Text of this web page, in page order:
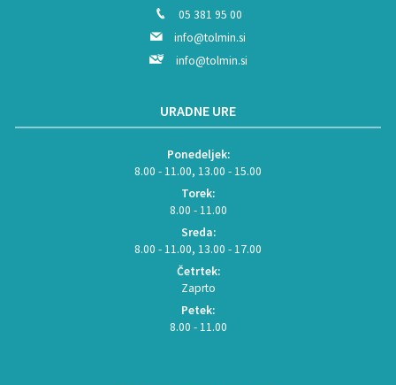
05 381 95 00
info@tolmin.si
info@tolmin.si
URADNE URE
Ponedeljek:
8.00 - 11.00, 13.00 - 15.00
Torek:
8.00 - 11.00
Sreda:
8.00 - 11.00, 13.00 - 17.00
Četrtek:
Zaprto
Petek:
8.00 - 11.00